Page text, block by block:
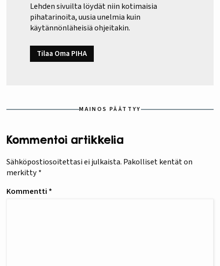
Lehden sivuilta löydät niin kotimaisia
pihatarinoita, uusia unelmia kuin
käytännönläheisiä ohjeitakin.
Tilaa Oma PIHA
MAINOS PÄÄTTYY
Kommentoi artikkelia
Sähköpostiosoitettasi ei julkaista. Pakolliset kentät on
merkitty*
Kommentti *